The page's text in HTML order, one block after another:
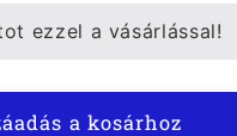
ezzel a vásárlással!
a kosárhoz